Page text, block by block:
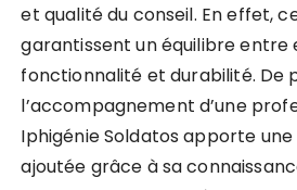
et qualité du conseil. En effet,
garantissent un équilibre entre
fonctionnalité et durabilité. De
l’accompagnement d’une
Iphigénie Soldatos apporte
ajoutée grâce à sa